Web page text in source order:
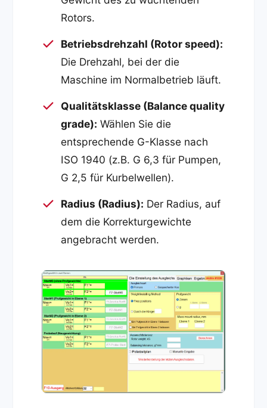
Rotors.
Betriebsdrehzahl (Rotor speed):
Die Drehzahl, bei der die
Maschine im Normalbetrieb läuft.
Qualitätsklasse (Balance quality
grade): Wählen Sie die
entsprechende G-Klasse nach
ISO 1940 (z.B. G 6,3 für Pumpen,
G 2,5 für Kurbelwellen).
Radius (Radius): Der Radius, auf
dem die Korrekturgewichte
angebracht werden.